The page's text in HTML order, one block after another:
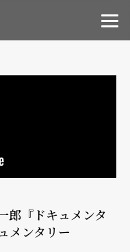
『ドキュメンタ
メンタリー